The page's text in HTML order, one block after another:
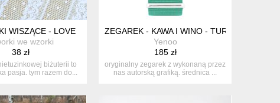
WISZĄCE - LOVE
we wzorki
38 zł
biżuterii to
pasja. tym razem do...
ZEGAREK - KAWA I WINO - TURKUSOWY,
Yenoo
185 zł
oryginalny zegarek z wykonaną przez
nas autorską grafiką. średnica ...